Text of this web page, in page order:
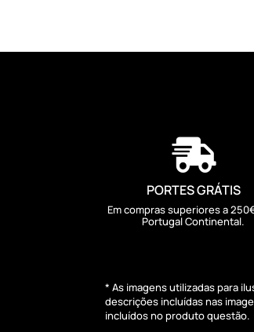

PORTES GRÁTIS
Em compras superiores a
Portugal Continental.
* As imagens utilizadas para
descrições incluídas nas
incluídos no produto questão.